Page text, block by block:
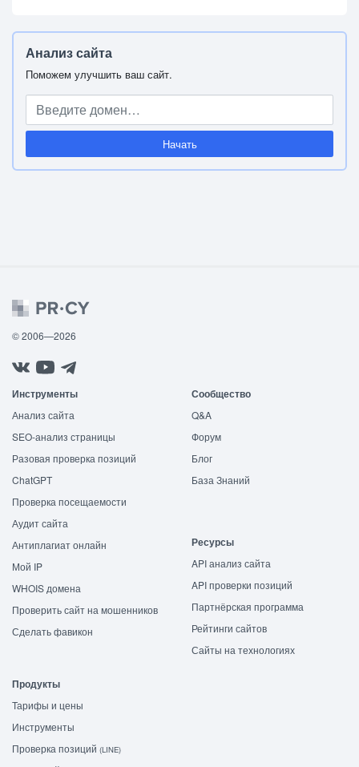
Анализ сайта
Поможем улучшить ваш сайт.
Начать
© 2006—2026
Инструменты
Анализ сайта
SEO-анализ страницы
Разовая проверка позиций
ChatGPT
Проверка посещаемости
Аудит сайта
Антиплагиат онлайн
Мой IP
WHOIS домена
Проверить сайт на мошенников
Сделать фавикон
Сообщество
Q&A
Форум
Блог
База Знаний
Ресурсы
API анализ сайта
API проверки позиций
Партнёрская программа
Рейтинги сайтов
Сайты на технологиях
Продукты
Тарифы и цены
Инструменты
Проверка позиций (LINE)